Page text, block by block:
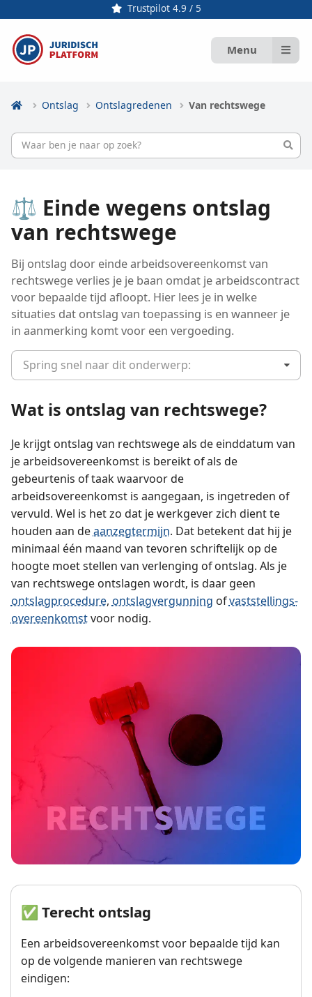
Trustpilot 4.9 / 5
Menu
Ontslag Ontslagredenen Van rechtswege
⚖️ Einde wegens ontslag
van rechtswege
​Bij ontslag door einde arbeidsovereenkomst van
rechtswege​ verlies je je baan omdat je arbeidscontract
voor bepaalde tijd afloopt. Hier lees je in welke
situaties dat ontslag van toepassing is en wanneer je
in aanmerking komt voor een vergoeding.
Spring snel naar dit onderwerp:
Wat is ontslag van rechtswege?
Je krijgt ontslag van rechtswege als de einddatum van
je arbeidsovereenkomst is bereikt of als de
gebeurtenis of taak waarvoor de
arbeidsovereenkomst is aangegaan, is ingetreden of
vervuld. Wel is het zo dat je werkgever zich dient te
houden aan deaanzegtermijn. Dat betekent dat hij je
minimaal één maand van tevoren schriftelijk op de
hoogte moet stellen van verlenging of ontslag. Als je
van rechtswege ontslagen wordt, is daar geen
ontslagprocedure, ontslagvergunning ofvaststellings­
overeenkomstvoor nodig.
✅ Terecht ontslag
Een arbeidsovereenkomst voor bepaalde tijd kan
op de volgende manieren van rechtswege
eindigen: